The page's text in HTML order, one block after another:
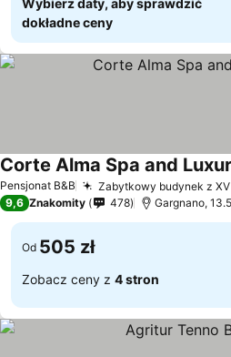
Wybierz daty, aby sprawdzić
dokładne ceny
Pensjonat B&B Zabytkowy budynek z
Corte Alma Spa and
9,6 Znakomity 478 Gargnano,
Od 505 zł
Zobacz ceny z 4 stron